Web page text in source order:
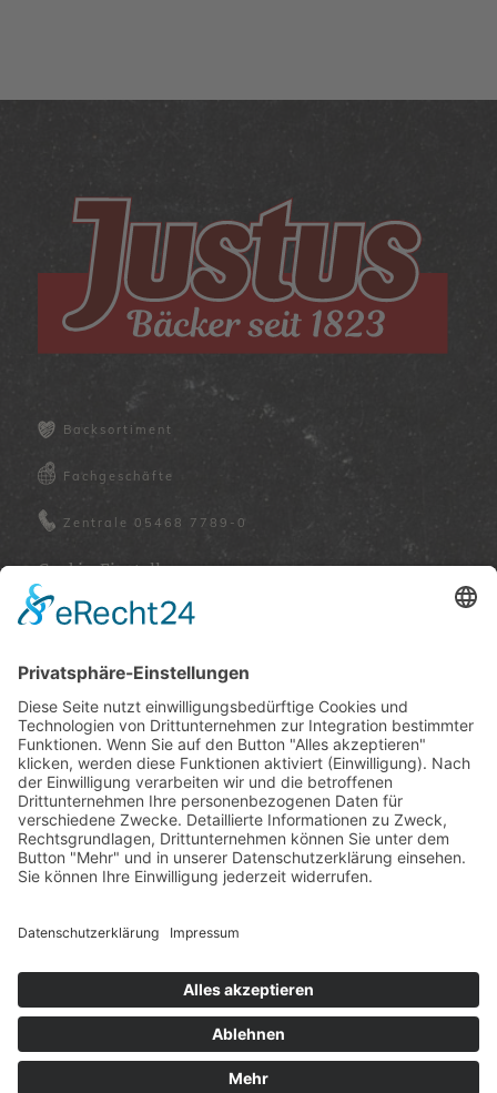
Backsortiment
Fachgeschäfte
Zentrale 05468 7789-0
Cookie-Einstellungen
JB3 GmbH & Co KG
Kirchplatz 11
49134 Wallenhorst
Tel.: 05468 7789-0
E-Mail:brot@baeckerei-justus.de